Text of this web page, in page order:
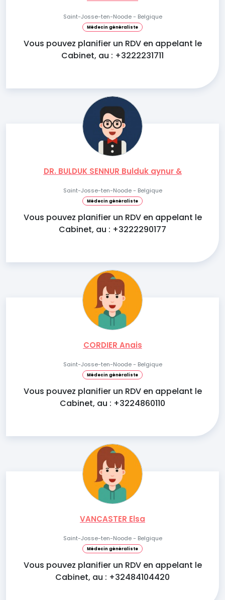
Saint-Josse-ten-Noode - Belgique
Médecin généraliste
Vous pouvez planifier un RDV en appelant le
Cabinet, au : +3222231711
DR. BULDUK SENNUR Bulduk aynur &
Saint-Josse-ten-Noode - Belgique
Médecin généraliste
Vous pouvez planifier un RDV en appelant le
Cabinet, au : +3222290177
CORDIER Anais
Saint-Josse-ten-Noode - Belgique
Médecin généraliste
Vous pouvez planifier un RDV en appelant le
Cabinet, au : +3224860110
VANCASTER Elsa
Saint-Josse-ten-Noode - Belgique
Médecin généraliste
Vous pouvez planifier un RDV en appelant le
Cabinet, au : +32484104420